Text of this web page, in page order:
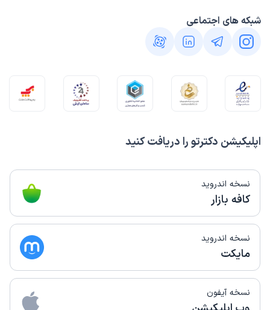
اپلیکیشن دکترتو را دریافت کنید
نسخه اندروید
کافه بازار
نسخه اندروید
مایکت
نسخه آیفون
شبکه های اجتماعی